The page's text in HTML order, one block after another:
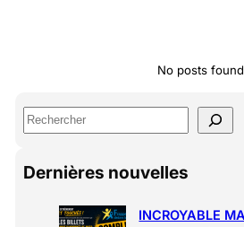
No posts found
S
e
Dernières nouvelles
INCROYABLE